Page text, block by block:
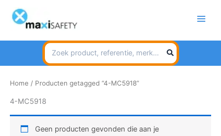
naar
inhoud
Search
for:
Home / Producten getagged “4-MC5918”
4-MC5918
Geen producten gevonden die aan je